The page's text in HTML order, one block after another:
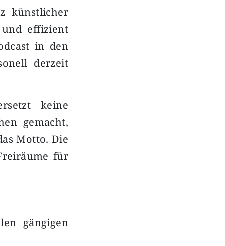
künstlicher
effizient
in den
derzeit
keine
gemacht,
Motto. Die
für
gängigen